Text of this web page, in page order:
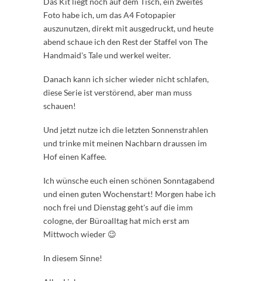
Foto habe ich, um das A4 Fotopapier
auszunutzen, direkt mit ausgedruckt, und heute
abend schaue ich den Rest der Staffel von The
Handmaid's Tale und werkel weiter.
Danach kann ich sicher wieder nicht schlafen,
diese Serie ist verstörend, aber man muss
schauen!
Und jetzt nutze ich die letzten Sonnenstrahlen
und trinke mit meinen Nachbarn draussen im
Hof einen Kaffee.
Ich wünsche euch einen schönen Sonntagabend
und einen guten Wochenstart! Morgen habe ich
noch frei und Dienstag geht's auf die imm
cologne, der Büroalltag hat mich erst am
Mittwoch wieder 😉
In diesem Sinne!